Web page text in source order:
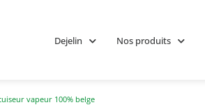
Dejelin Nos produits
vapeur 100% belge